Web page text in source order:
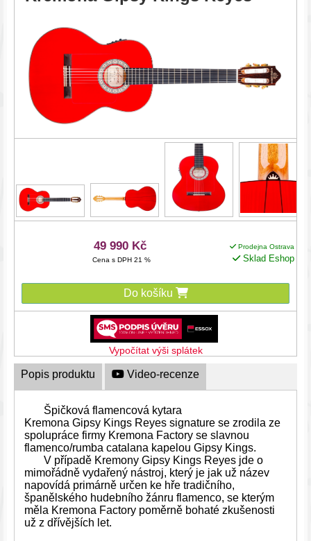
49 990 Kč
Cena s DPH 21 %
Prodejna Ostrava
Sklad Eshop
Do košíku
Vypočítat výši splátek
Popis produktu Video-recenze
Špičková flamencová kytara
Kremona Gipsy Kings Reyes signature se zrodila ze
spolupráce firmy Kremona Factory se slavnou
flamenco/rumba catalana kapelou Gipsy Kings.
V případě Kremony Gipsy Kings Reyes jde o
mimořádně vydařený nástroj, který je jak už název
napovídá primárně určen ke hře tradičního,
španělského hudebního žánru flamenco, se kterým
měla Kremona Factory poměrně bohaté zkušenosti
už z dřívějších let.